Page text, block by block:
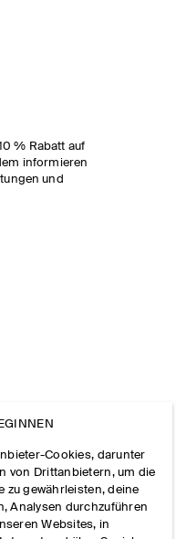
% Rabatt auf
informieren
und
Cookies, darunter
von Drittanbietern, um die
zu gewährleisten, deine
Analysen durchzuführen
Websites, in